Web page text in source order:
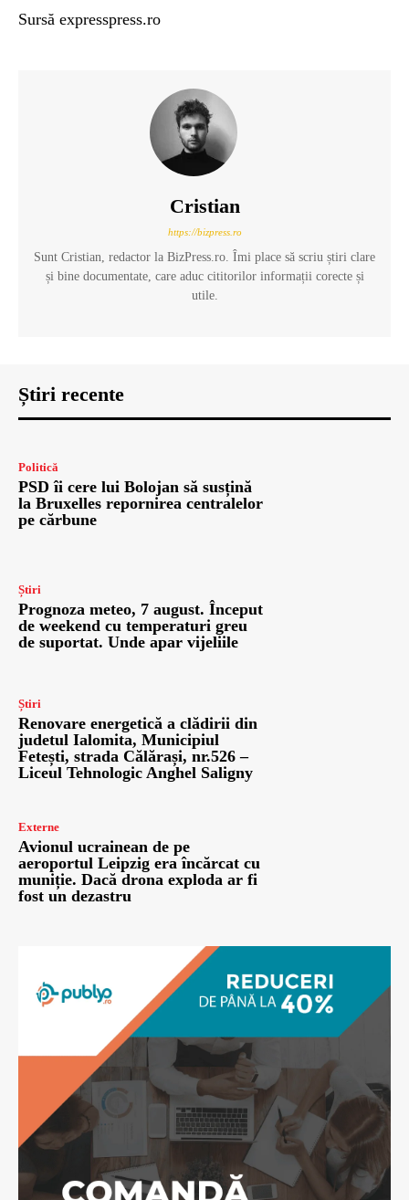
Sursă expresspress.ro
Cristian
https://bizpress.ro
Sunt Cristian, redactor la BizPress.ro. Îmi place să scriu știri clare
și bine documentate, care aduc cititorilor informații corecte și
utile.
Știri recente
Politică
PSD îi cere lui Bolojan să susțină
la Bruxelles repornirea centralelor
pe cărbune
Știri
Prognoza meteo, 7 august. Început
de weekend cu temperaturi greu
de suportat. Unde apar vijeliile
Știri
Renovare energetică a clădirii din
judetul Ialomita, Municipiul
Fetești, strada Călărași, nr.526 –
Liceul Tehnologic Anghel Saligny
Externe
Avionul ucrainean de pe
aeroportul Leipzig era încărcat cu
muniție. Dacă drona exploda ar fi
fost un dezastru